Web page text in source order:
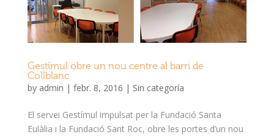
Gestímul obre un nou centre al barri de
Collblanc
by admin | febr. 8, 2016 | Sin categoría
El servei Gestímul impulsat per la Fundació Santa
Eulàlia i la Fundació Sant Roc, obre les portes d’un nou